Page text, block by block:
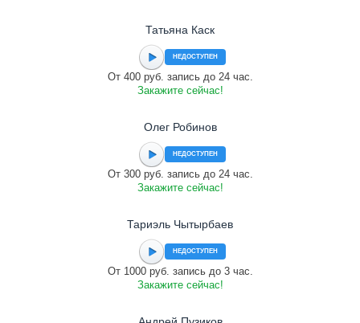
Татьяна Каск
НЕДОСТУПЕН
От 400 руб. запись до 24 час.
Закажите сейчас!
Олег Робинов
НЕДОСТУПЕН
От 300 руб. запись до 24 час.
Закажите сейчас!
Тариэль Чытырбаев
НЕДОСТУПЕН
От 1000 руб. запись до 3 час.
Закажите сейчас!